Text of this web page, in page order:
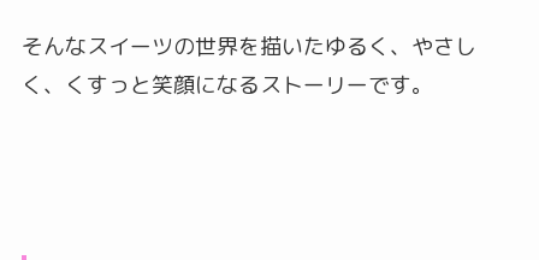
そんなスイーツの世界を描いたゆるく、やさし
く、くすっと笑顔になるストーリーです。